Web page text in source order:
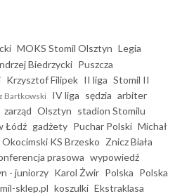
MOKS Stomil Olsztyn Legia
Biedrzycki Puszcza
Krzysztof Filipek II liga Stomil II
Bartkowski IV liga sędzia arbiter
zarząd Olsztyn stadion Stomilu
Łódź gadżety Puchar Polski Michał
Okocimski KS Brzesko Znicz Biała
prasowa wypowiedź
- juniorzy Karol Żwir Polska Polska
sklep.pl koszulki Ekstraklasa